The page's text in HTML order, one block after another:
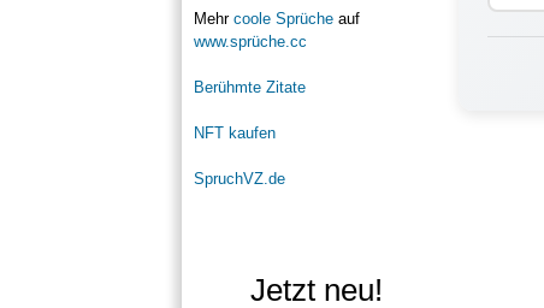
Mehr coole Sprücheauf
www.sprüche.cc
Berühmte Zitate
NFT kaufen
SpruchVZ.de
Jetzt neu!